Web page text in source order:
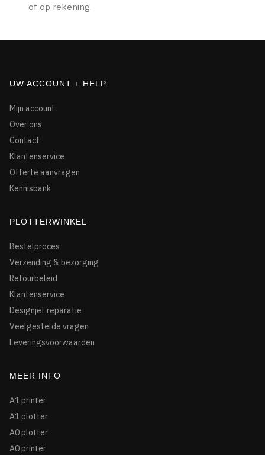
of op rekening.
UW ACCOUNT + HELP
Mijn account
Over ons
Contact
Klantenservice
Offerte aanvragen
Kennisbank
PLOTTERWINKEL
Bestelproces
Verzending & bezorging
Retourbeleid
Klantenservice
Designjet reparatie
Veelgestelde vragen
Leveringsvoorwaarden
MEER INFO
A1 printer
A1 plotter
A0 plotter
A0 printer